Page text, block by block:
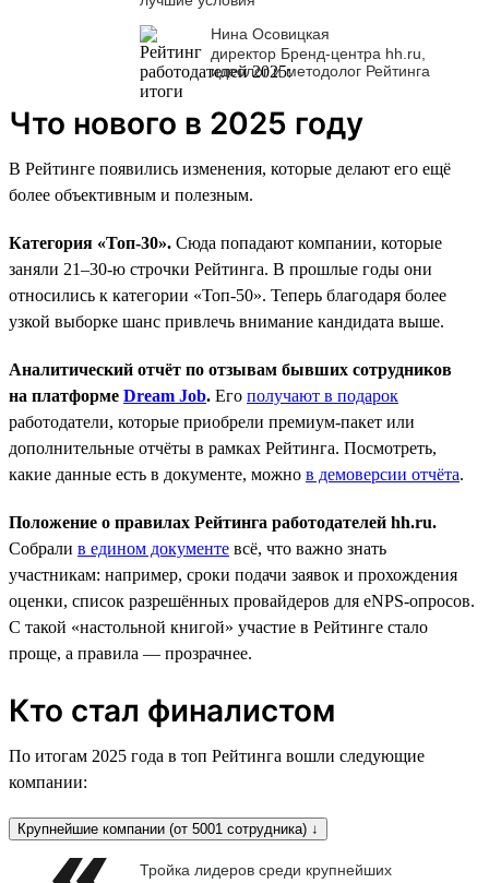
Нина Осовицкая
директор Бренд-центра hh.ru,
идеолог и методолог Рейтинга
Что нового в 2025 году
В Рейтинге появились изменения, которые делают его ещё
более объективным и полезным.
Категория «Топ-30». Сюда попадают компании, которые
заняли 21–30-ю строчки Рейтинга. В прошлые годы они
относились к категории «Топ-50». Теперь благодаря более
узкой выборке шанс привлечь внимание кандидата выше.
Аналитический отчёт по отзывам бывших сотрудников
на платформе Dream Job. Его получают в подарок
работодатели, которые приобрели премиум-пакет или
дополнительные отчёты в рамках Рейтинга. Посмотреть,
какие данные есть в документе, можно в демоверсии отчёта.
Положение о правилах Рейтинга работодателей hh.ru.
Собрали в едином документе всё, что важно знать
участникам: например, сроки подачи заявок и прохождения
оценки, список разрешённых провайдеров для eNPS-опросов.
С такой «настольной книгой» участие в Рейтинге стало
проще, а правила — прозрачнее.
Кто стал финалистом
По итогам 2025 года в топ Рейтинга вошли следующие
компании:
Крупнейшие компании (от 5001 сотрудника) ↓
Тройка лидеров среди крупнейших